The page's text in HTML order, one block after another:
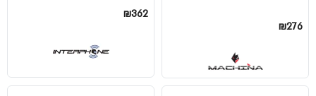
₪276
₪362